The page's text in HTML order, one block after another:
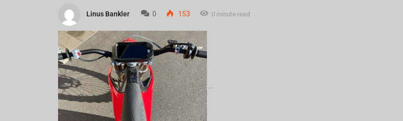
Linus Bankler 0 153 0 minute read